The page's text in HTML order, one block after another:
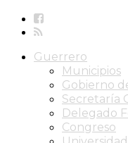
Guerrero
Municipios
Gobierno
Secretaría
Delegado
Congreso